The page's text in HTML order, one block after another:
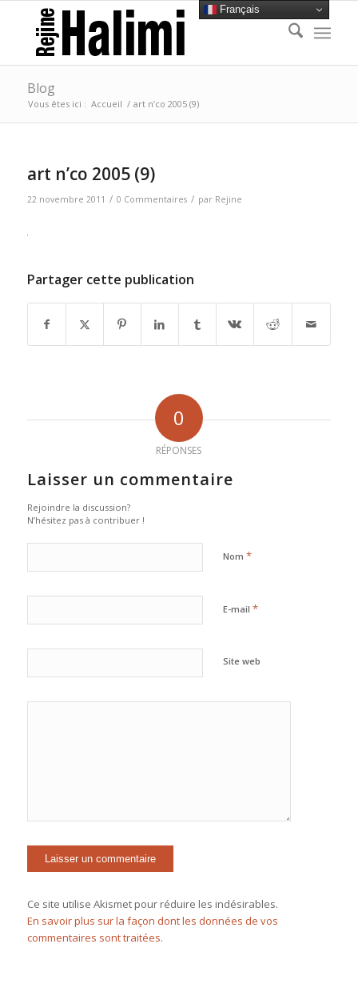
Blog
Vous êtes ici : Accueil / art n’co 2005 (9)
art n’co 2005 (9)
22 novembre 2011 / 0 Commentaires / par Rejine
Partager cette publication
0
RÉPONSES
Laisser un commentaire
Rejoindre la discussion?
N’hésitez pas à contribuer !
Nom *
E-mail *
Site web
Ce site utilise Akismet pour réduire les indésirables.
En savoir plus sur la façon dont les données de vos
commentaires sont traitées.
Français